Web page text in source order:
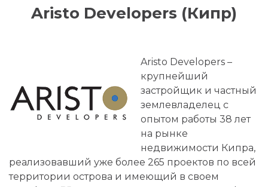
Aristo Developers (Кипр)
Aristo Developers –
крупнейший
застройщик и частный
землевладелец с
опытом работы 38 лет
на рынке
недвижимости Кипра,
реализовавший уже более 265 проектов по всей
территории острова и имеющий в своем